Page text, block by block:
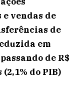
e vendas de
de
em
de R$
do PIB)